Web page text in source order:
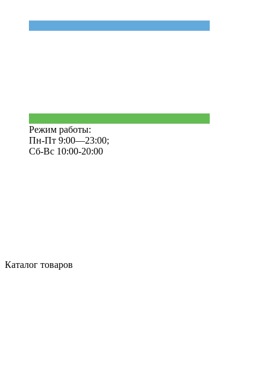
Режим работы:
Пн-Пт 9:00—23:00;
Сб-Вс 10:00-20:00
Каталог товаров